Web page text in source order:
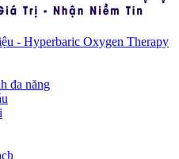
- Hyperbaric Oxygen Therapy
đa năng